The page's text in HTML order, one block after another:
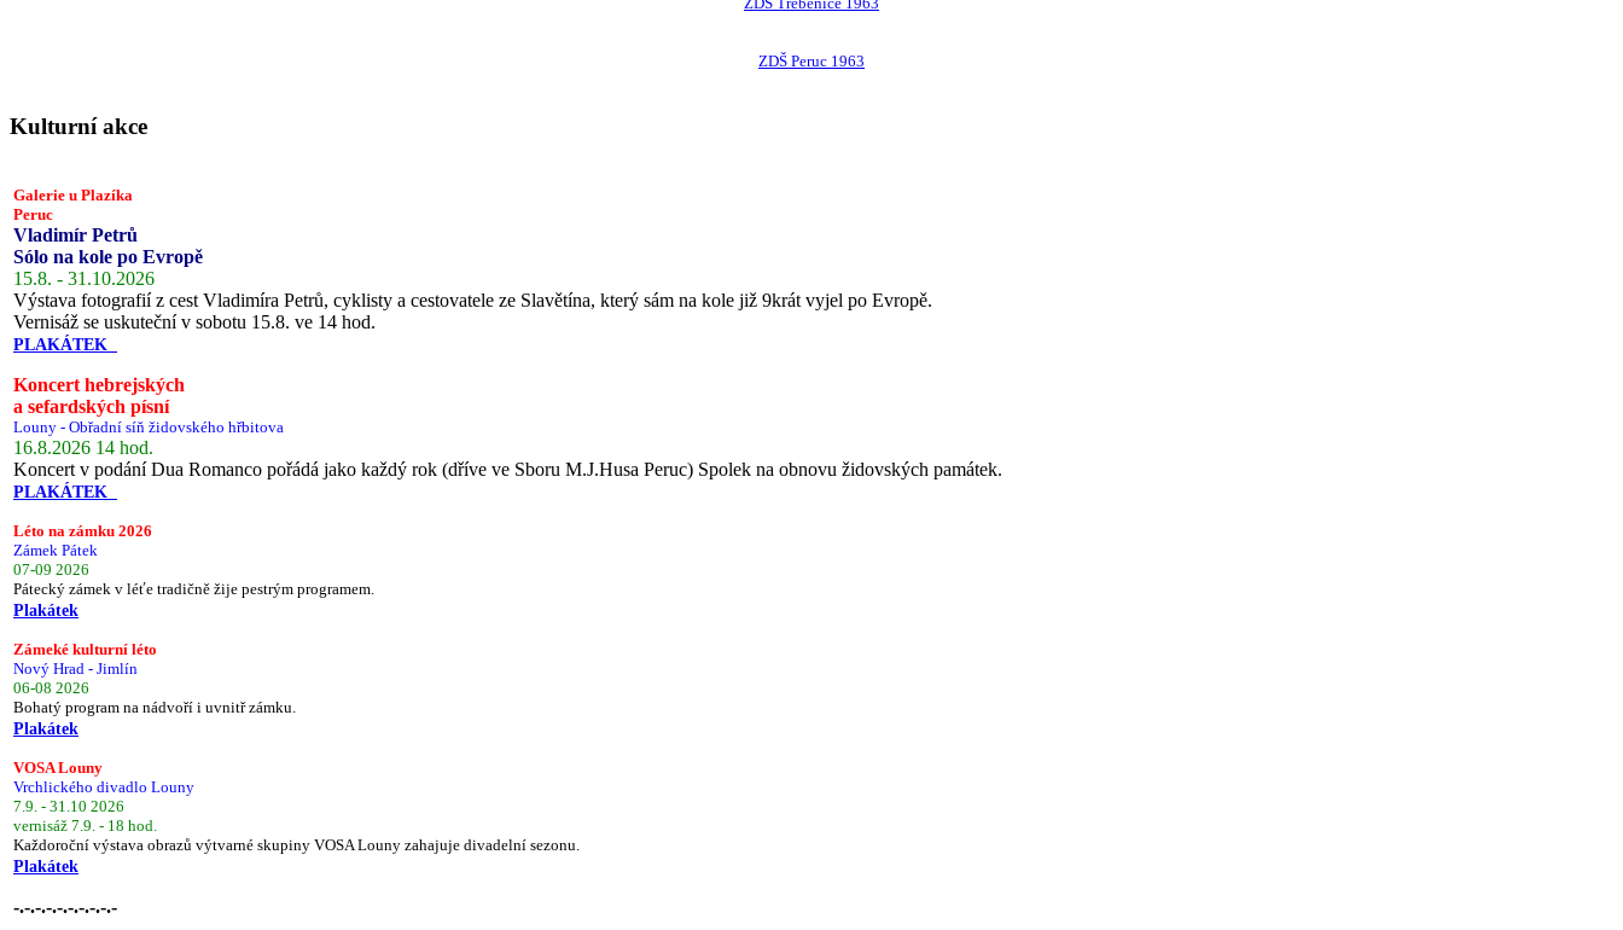
ZDŠ Peruc 1963
Kulturní akce
Galerie u Plazíka
Peruc
Vladimír Petrů
Sólo na kole po Evropě
15.8. - 31.10.2026
Výstava fotografií z cest Vladimíra Petrů, cyklisty a cestovatele ze Slavětína, který sám na kole již 9krát vyjel po Evropě.
Vernisáž se uskuteční v sobotu 15.8. ve 14 hod.
PLAKÁTEK
Koncert hebrejských
a sefardských písní
Louny - Obřadní síň židovského hřbitova
16.8.2026 14 hod.
Koncert v podání Dua Romanco pořádá jako každý rok (dříve ve Sboru M.J.Husa Peruc) Spolek na obnovu židovských památek.
PLAKÁTEK
Léto na zámku 2026
Zámek Pátek
07-09 2026
Pátecký zámek v léťe tradičně žije pestrým programem.
Plakátek
Zámeké kulturní léto
Nový Hrad - Jimlín
06-08 2026
Bohatý program na nádvoří i uvnitř zámku.
Plakátek
VOSA Louny
Vrchlického divadlo Louny
7.9. - 31.10 2026
vernisáž 7.9. - 18 hod.
Každoroční výstava obrazů výtvarné skupiny VOSA Louny zahajuje divadelní sezonu.
Plakátek
-.-.-.-.-.-.-.-.-.-